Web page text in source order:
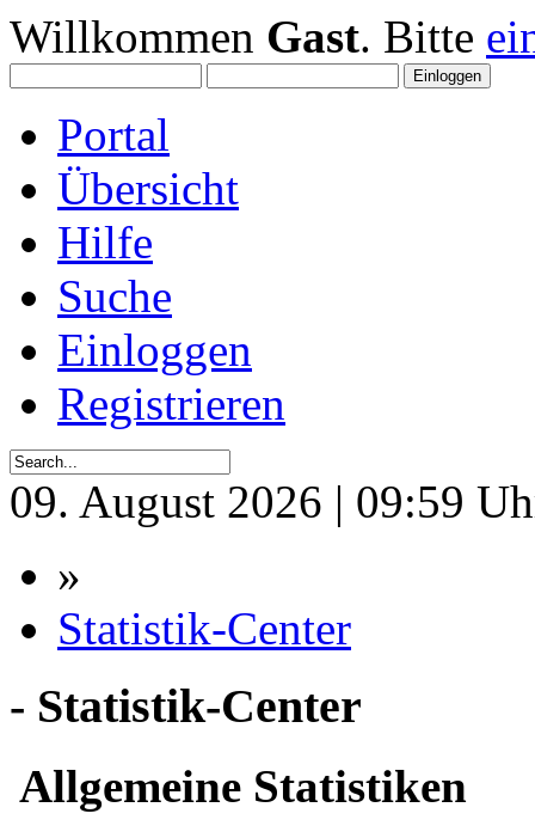
Willkommen Gast. Bitte
Portal
Übersicht
Hilfe
Suche
Einloggen
Registrieren
09. August 2026 | 09:59
»
Statistik-Center
- Statistik-Center
Allgemeine Statistiken